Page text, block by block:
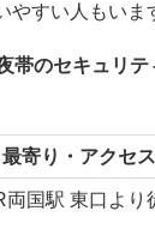
すい人もいま
帯のセキュリテ
最寄り・アクセ
両国駅 東口より